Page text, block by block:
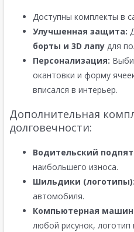
Доступны комплекты в
Улучшенная защита:
борты и 3D лапу для
Персонализация:
окантовки и форму
вписался в интерьер.
Дополнительная
долговечности:
Водительский
наибольшего износа.
Шильдики (логотипы):
автомобиля.
Компьютерная
любой рисунок, логотип